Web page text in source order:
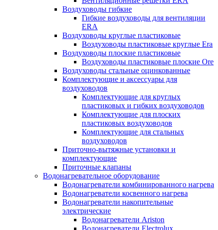
Воздуховоды гибкие
Гибкие воздуховоды для вентиляции
ERA
Воздуховоды круглые пластиковые
Воздуховоды пластиковые круглые Era
Воздуховоды плоские пластиковые
Воздуховоды пластиковые плоские Ore
Воздуховоды стальные оцинкованные
Комплектующие и аксессуары для
воздуховодов
Комплектующие для круглых
пластиковых и гибких воздуховодов
Комплектующие для плоских
пластиковых воздуховодов
Комплектующие для стальных
воздуховодов
Приточно-вытяжные установки и
комплектующие
Приточные клапаны
Водонагревательное оборудование
Водонагреватели комбинированного нагрева
Водонагреватели косвенного нагрева
Водонагреватели накопительные
электрические
Водонагреватели Ariston